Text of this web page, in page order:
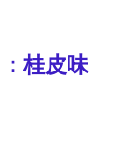
桂皮味